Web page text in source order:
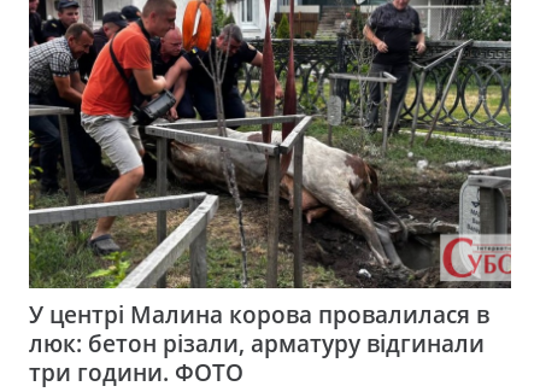
У центрі Малина корова провалилася в
люк: бетон різали, арматуру відгинали
три години. ФОТО